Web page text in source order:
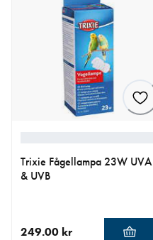
Trixie Fågellampa 23W UVA
& UVB
249.00 kr